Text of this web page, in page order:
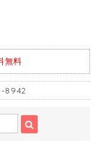
無料
8942